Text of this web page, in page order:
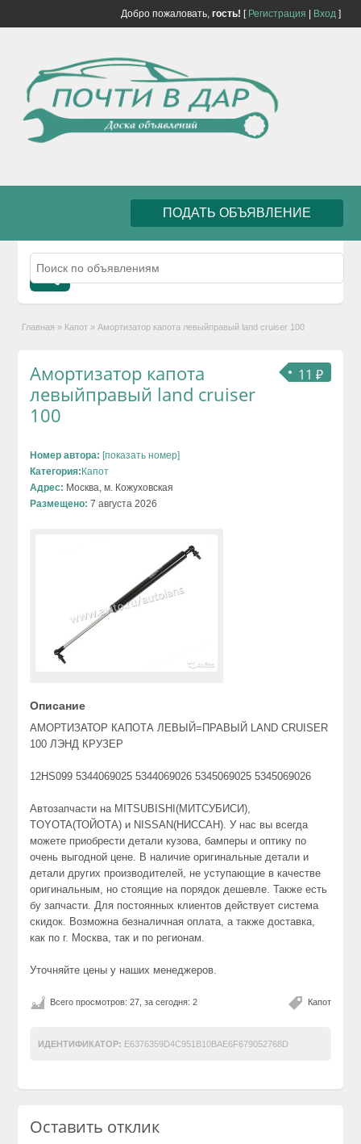
Добро пожаловать, гость! [ Регистрация Вход]
ПОДАТЬ ОБЪЯВЛЕНИЕ
Главная » Капот » Амортизатор капота левыйправый land cruiser 100
11 ₽
Амортизатор капота
левыйправый land cruiser
100
Номер автора: [показать номер]
Категория: Капот
Адрес: Москва, м. Кожуховская
Размещено: 7 августа 2026
Описание
АМОРТИЗАТОР КАПОТА ЛЕВЫЙ=ПРАВЫЙ LAND CRUISER
100 ЛЭНД КРУЗЕР
12HS099 5344069025 5344069026 5345069025 5345069026
Автозапчасти на MITSUBISHI(МИТСУБИСИ),
TOYOTA(ТОЙОТА) и NISSAN(НИССАН). У нас вы всегда
можете приобрести детали кузова, бамперы и оптику по
очень выгодной цене. В наличие оригинальные детали и
детали других производителей, не уступающие в качестве
оригинальным, но стоящие на порядок дешевле. Также есть
бу запчасти. Для постоянных клиентов действует система
скидок. Возможна безналичная оплата, а также доставка,
как по г. Москва, так и по регионам.
Уточняйте цены у наших менеджеров.
Капот
Всего просмотров: 27, за сегодня: 2
ИДЕНТИФИКАТОР: E6376359D4C951B10BAE6F679052768D
Оставить отклик